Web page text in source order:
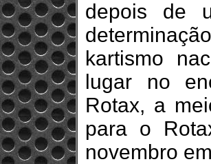
depois de
kartismo
lugar no
Rotax, a
para o
novembro